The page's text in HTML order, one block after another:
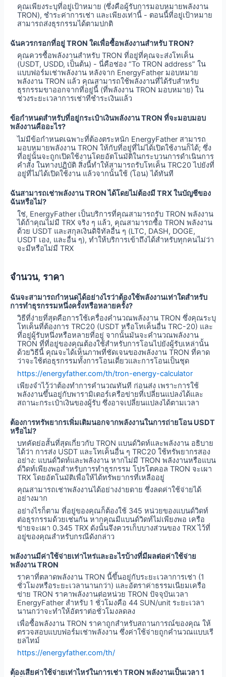
คุณเพียงระบุที่อยู่เป้าหมาย (ซึ่งคือผู้รับการมอบหมายพลังงาน
TRON), ชำระค่าการเช่า และเพียงเท่านี้ - ตอนนี้ที่อยู่เป้าหมาย
สามารถส่งธุรกรรมได้ตามปกติ
ฉันควรกรอกที่อยู่ TRON ใดเพื่อซื้อพลังงานสำหรับ TRON?
คุณควรซื้อพลังงานสำหรับ TRON ที่อยู่ที่คุณจะส่งโทเค็น
(USDT, USDD, เป็นต้น) - นี่คือช่อง “To TRON address” ใน
แบบฟอร์มเช่าพลังงาน หลังจาก EnergyFather มอบหมาย
พลังงาน TRON แล้ว คุณสามารถใช้พลังงานที่ได้รับสำหรับ
ธุรกรรมขาออกจากที่อยู่นี้ (ที่พลังงาน TRON มอบหมาย) ใน
ช่วงระยะเวลาการเช่าที่ชำระเงินแล้ว
ข้อกำหนดสำหรับที่อยู่กระเป๋าเงินพลังงาน TRON ที่จะมอบมอบ
พลังงานคืออะไร?
ไม่มีข้อกำหนดเฉพาะที่ต้องตระหนัก EnergyFather สามารถ
มอบหมายพลังงาน TRON ให้กับที่อยู่ที่ไม่ได้เปิดใช้งานก็ได้; ซึ่ง
ที่อยู่นั้นจะถูกเปิดใช้งานโดยอัตโนมัติในกระบวนการดำเนินการ
คำสั่ง ในทางปฏิบัติ สิ่งนี้ทำให้สามารถรับโทเค็น TRC20 ไปยังที่
อยู่ที่ไม่ได้เปิดใช้งาน แล้วจากนั้นใช้ (โอน) ได้ทันที
ฉันสามารถเช่าพลังงาน TRON ได้โดยไม่ต้องมี TRX ในบัญชีของ
ฉันหรือไม่?
ใช่, EnergyFather เป็นบริการที่คุณสามารถรับ TRON พลังงาน
ได้ถ้าคุณไม่มี TRX จริง ๆ แล้ว, คุณสามารถซื้อ TRON พลังงาน
ด้วย USDT และสกุลเงินดิจิทัลอื่น ๆ (LTC, DASH, DOGE,
USDT เอง, และอื่น ๆ), ทำให้บริการเข้าถึงได้สำหรับทุกคนไม่ว่า
จะมีหรือไม่มี TRX
จำนวน, ราคา
ฉันจะสามารถกำหนดได้อย่างไรว่าต้องใช้พลังงานเท่าใดสำหรับ
การทำธุรกรรมหนึ่งครั้งหรือหลายครั้ง?
วิธีที่ง่ายที่สุดคือการใช้เครื่องคำนวณพลังงาน TRON ซึ่งคุณระบุ
โทเค็นที่ต้องการ TRC20 (USDT หรือโทเค็นอื่น TRC-20) และ
ที่อยู่ผู้รับหนึ่งหรือหลายที่อยู่ จากนั้นมันจะคำนวณพลังงาน
TRON ที่ที่อยู่ของคุณต้องใช้สำหรับการโอนไปยังผู้รับเหล่านั้น
ด้วยวิธีนี้ คุณจะได้เห็นภาพที่ชัดเจนของพลังงาน TRON ที่คาด
ว่าจะใช้ต่อธุรกรรมทั้งการโอนเดี่ยวและการโอนเป็นชุด
https://energyfather.com/th/tron-energy-calculator
เพียงจำไว้ว่าต้องทำการคำนวณทันที ก่อนส่ง เพราะการใช้
พลังงานขึ้นอยู่กับพารามิเตอร์เครือข่ายที่เปลี่ยนแปลงได้และ
สถานะกระเป๋าเงินของผู้รับ ซึ่งอาจเปลี่ยนแปลงได้ตามเวลา
ต้องการทรัพยากรเพิ่มเติมนอกจากพลังงานในการถ่ายโอน USDT
หรือไม่?
บทคัดย่อสั้นที่สุดเกี่ยวกับ TRON แบนด์วิดท์และพลังงาน อธิบาย
ได้ว่า การส่ง USDT และโทเค็นอื่น ๆ TRC20 ใช้ทรัพยากรสอง
อย่าง: แบนด์วิดท์และพลังงาน หากไม่มี TRON พลังงานหรือแบน
ด์วิดท์เพียงพอสำหรับการทำธุรกรรม โปรโตคอล TRON จะเผา
TRX โดยอัตโนมัติเพื่อให้ได้ทรัพยากรที่เหลืออยู่
คุณสามารถเช่าพลังงานได้อย่างง่ายดาย ซึ่งลดค่าใช้จ่ายได้
อย่างมาก
อย่างไรก็ตาม ที่อยู่ของคุณก็ต้องใช้ 345 หน่วยของแบนด์วิดท์
ต่อธุรกรรมด้วยเช่นกัน หากคุณมีแบนด์วิดท์ไม่เพียงพอ เครือ
ข่ายจะเผา 0.345 TRX ดังนั้นจึงควรเก็บบางส่วนของ TRX ไว้ที่
อยู่ของคุณสำหรับกรณีดังกล่าว
พลังงานมีค่าใช้จ่ายเท่าไหร่และอะไรบ้างที่มีผลต่อค่าใช้จ่าย
พลังงาน TRON
ราคาที่ตลาดพลังงาน TRON นี้ขึ้นอยู่กับระยะเวลาการเช่า (1
ชั่วโมงหรือระยะเวลานานกว่า) และอัตราค่าธรรมเนียมเครือ
ข่าย TRON ราคาพลังงานต่อหน่วย TRON ปัจจุบันเวลา
EnergyFather สำหรับ 1 ชั่วโมงคือ 44 SUN/unit ระยะเวลา
นานกว่าจะทำให้อัตราต่อชั่วโมงลดลง
เพื่อซื้อพลังงาน TRON ราคาถูกสำหรับสถานการณ์ของคุณ ให้
ตรวจสอบแบบฟอร์มเช่าพลังงาน ซึ่งค่าใช้จ่ายถูกคำนวณแบบเรี
ยลไทม์
https://energyfather.com/th/
ต้องเสียค่าใช้จ่ายเท่าไหร่ในการเช่า TRON พลังงานเป็นเวลา 1